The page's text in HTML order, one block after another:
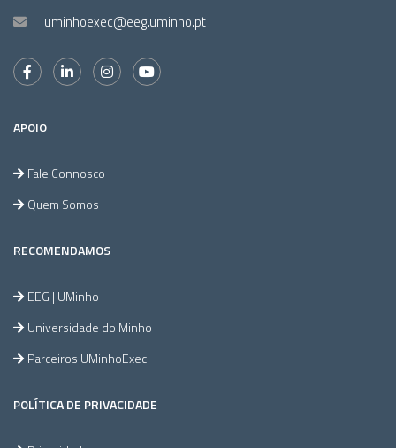
uminhoexec@eeg.uminho.pt
APOIO
Fale Connosco
Quem Somos
RECOMENDAMOS
EEG | UMinho
Universidade do Minho
Parceiros UMinhoExec
POLÍTICA DE PRIVACIDADE